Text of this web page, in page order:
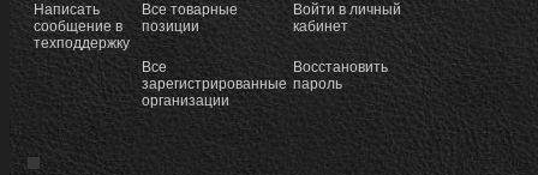
Написать
сообщение в
техподдержку
Все товарные
позиции
Все
зарегистрированные
организации
Войти в личный
кабинет
Восстановить
пароль